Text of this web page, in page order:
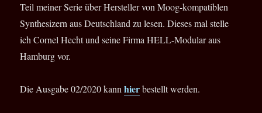
Teil meiner Serie über Hersteller von Moog-kompatiblen
Synthesizern aus Deutschland zu lesen. Dieses mal stelle
ich Cornel Hecht und seine Firma HELL-Modular aus
Hamburg vor.
Die Ausgabe 02/2020 kannhierbestellt werden.